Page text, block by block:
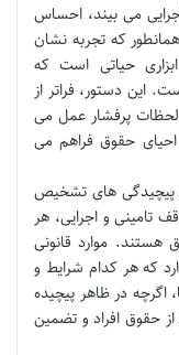
می بیند، احساس
که تجربه نشان
ابزاری حیاتی است که
این دستور، فراتر از
پرفشار عمل می
احیای حقوق فراهم می
تا پیچیدگی های تشخیص
تامینی و اجرایی، هر
هستند. موارد قانونی
که هر کدام شرایط و
اگرچه در ظاهر پیچیده
حقوق افراد و تضمین